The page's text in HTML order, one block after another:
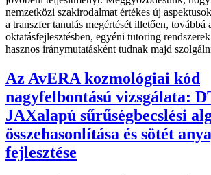
nemzetközi szakirodalmat értékes új
a transzfer tanulás megértését illetően, továbbá
oktatásfejlesztésben, egyéni tutoring
hasznos iránymutatásként tudnak majd
Az AvERA kozmológiai kód
nagyfelbontású vizsgálata:
JAXalapú sűrűségbecslési
összehasonlítása és sötét
fejlesztése